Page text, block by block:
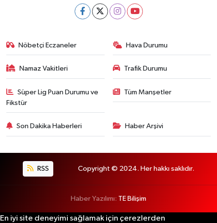
Nöbetçi Eczaneler Hava Durumu
Namaz Vakitleri Trafik Durumu
Süper Lig Puan Durumu ve
Fikstür
Tüm Manşetler
Son Dakika Haberleri Haber Arşivi
RSS Copyright © 2024. Her hakkı saklıdır.
Haber Yazılımı: TE Bilişim
En iyi site deneyimi sağlamak için çerezlerden